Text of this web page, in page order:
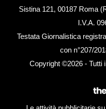
Sistina 121, 00187 Roma
I.V.A.
Testata Giornalistica
con n°207/
Copyright ©2026 - Tutti